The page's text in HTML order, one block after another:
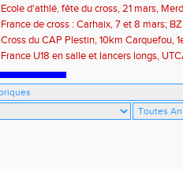
Ecole d'athlé, fête du cross, 21 mars,
France de cross : Carhaix, 7 et 8 mars;
Brieuc, 7 mars
Cross du CAP Plestin, 10km Carquefou,
France U18 en salle et lancers longs,